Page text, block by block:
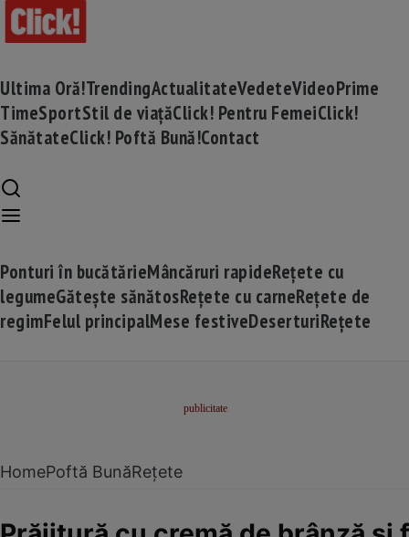
Ultima Oră!TrendingActualitateVedeteVideoPrime
TimeSportStil de viațăClick! Pentru FemeiClick!
SănătateClick! Poftă Bună!Contact
Ponturi în bucătărieMâncăruri rapideRețete cu
legumeGătește sănătosRețete cu carneRețete de
regimFelul principalMese festiveDeserturiRețete
HomePoftă BunăRețete